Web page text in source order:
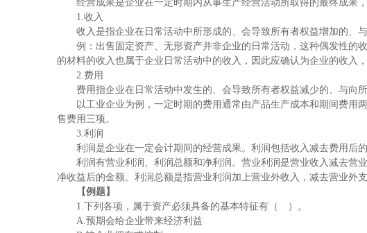
经营成果是企业在一定时期内从事生产经营活动所取得的最终成果，
1.收入
收入是指企业在日常活动中所形成的、会导致所有者权益增加的、与
例：出售固定资产、无形资产并非企业的日常活动，这种偶发性的
的材料的收入也属于企业日常活动中的收入，因此应确认为企业的收入
2.费用
费用指企业在日常活动中发生的、会导致所有者权益减少的、与向所
以工业企业为例，一定时期的费用通常由产品生产成本和期间费用
售费用三项。
3.利润
利润是企业在一定会计期间的经营成果。利润包括收入减去费用后的
利润有营业利润、利润总额和净利润。营业利润是营业收入减去营
净收益后的金额。利润总额是指营业利润加上营业外收入，减去营业外
【例题】
1.下列各项，属于资产必须具备的基本特征有（ ）。
A.预期会给企业带来经济利益